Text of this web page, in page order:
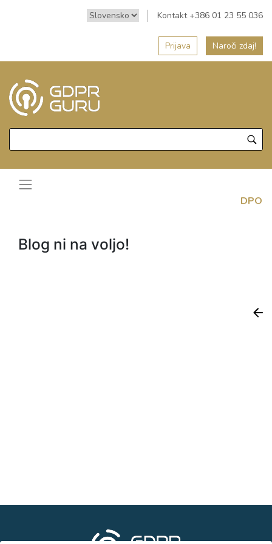
Kontakt +386 01 23 55 036
Prijava Naroči zdaj!
DPO
Blog ni na voljo!